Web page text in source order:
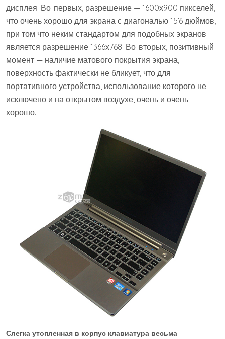
дисплея. Во-первых, разрешение — 1600х900 пикселей,
что очень хорошо для экрана с диагональю 15’6 дюймов,
при том что неким стандартом для подобных экранов
является разрешение 1366х768. Во-вторых, позитивный
момент — наличие матового покрытия экрана,
поверхность фактически не бликует, что для
портативного устройства, использование которого не
исключено и на открытом воздухе, очень и очень
хорошо.
Слегка утопленная в корпус клавиатура весьма